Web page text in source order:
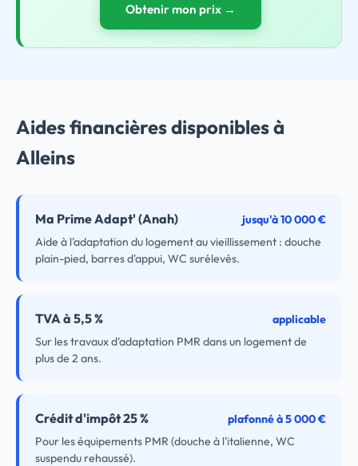
Obtenir mon prix →
Aides financières disponibles à
Alleins
Ma Prime Adapt' (Anah)
jusqu'à 10 000 €
Aide à l'adaptation du logement au vieillissement : douche
plain-pied, barres d'appui, WC surélevés.
TVA à 5,5 %
applicable
Sur les travaux d'adaptation PMR dans un logement de
plus de 2 ans.
Crédit d'impôt 25 %
plafonné à 5 000 €
Pour les équipements PMR (douche à l'italienne, WC
suspendu rehaussé).